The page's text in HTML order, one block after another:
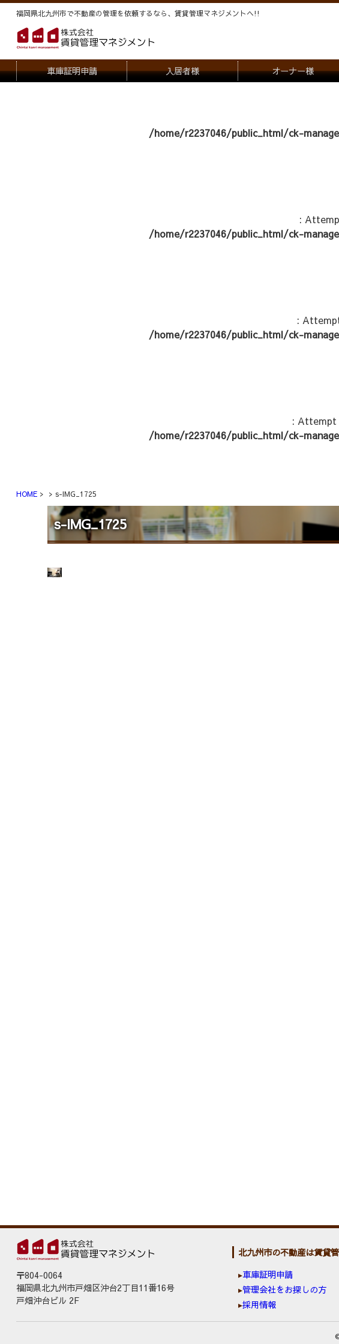
福岡県北九州市で不動産の管理を依頼するなら、賃貸管理マネジメントヘ!!
車庫証明申請 入居者様 オーナー様
/home/r2237046/public_html/ck-
:
/home/r2237046/public_html/ck-
:
/home/r2237046/public_html/ck-
: Attempt
/home/r2237046/public_html/ck-
HOME s-IMG_1725
s-IMG_1725
〒804-0064
福岡県北九州市戸畑区沖台2丁目11番16号
戸畑沖台ビル 2F
北九州市の不動産は賃貸
車庫証明申請
管理会社をお探しの方
採用情報